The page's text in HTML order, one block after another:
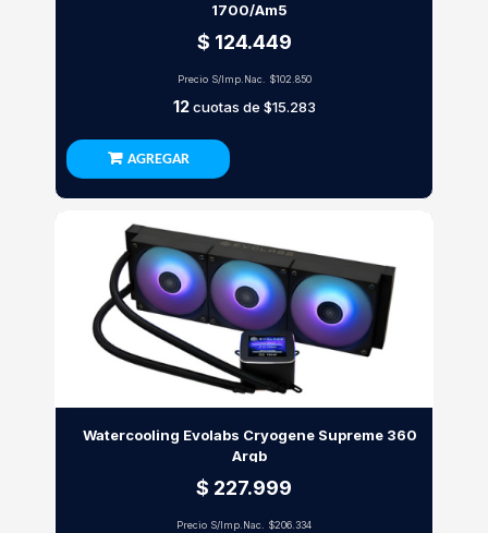
1700/Am5
$ 124.449
Precio S/Imp.Nac. $102.850
12cuotas de $15.283
AGREGAR
Watercooling Evolabs Cryogene Supreme 360
Argb
$ 227.999
Precio S/Imp.Nac. $206.334